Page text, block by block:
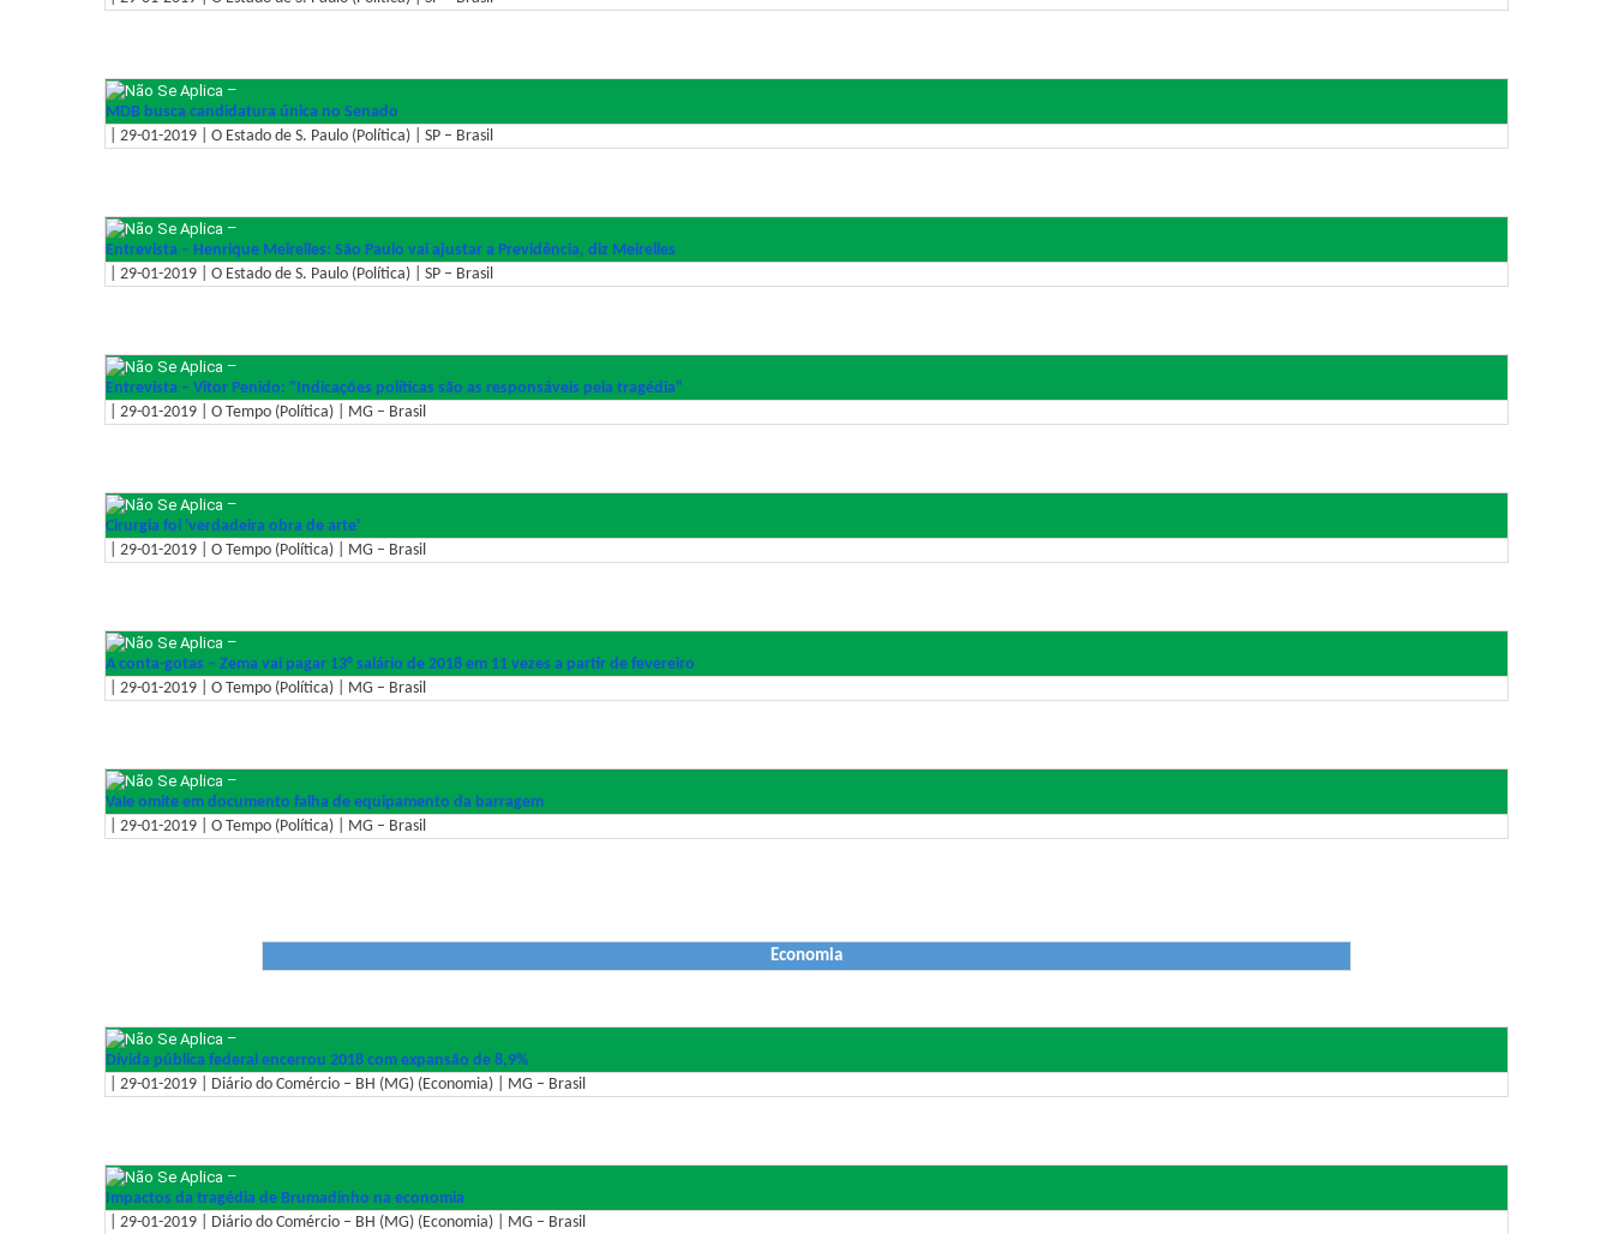
–
MDB busca candidatura única no Senado
| 29-01-2019 | O Estado de S. Paulo (Política) | SP – Brasil
–
Entrevista – Henrique Meirelles: São Paulo vai ajustar a Previdência, diz Meirelles
| 29-01-2019 | O Estado de S. Paulo (Política) | SP – Brasil
–
Entrevista – Vitor Penido: "Indicações políticas são as responsáveis pela tragédia"
| 29-01-2019 | O Tempo (Política) | MG – Brasil
–
Cirurgia foi 'verdadeira obra de arte'
| 29-01-2019 | O Tempo (Política) | MG – Brasil
–
A conta-gotas – Zema vai pagar 13° salário de 2018 em 11 vezes a partir de fevereiro
| 29-01-2019 | O Tempo (Política) | MG – Brasil
–
Vale omite em documento falha de equipamento da barragem
| 29-01-2019 | O Tempo (Política) | MG – Brasil
Economia
–
Dívida pública federal encerrou 2018 com expansão de 8,9%
| 29-01-2019 | Diário do Comércio – BH (MG) (Economia) | MG – Brasil
–
Impactos da tragédia de Brumadinho na economia
| 29-01-2019 | Diário do Comércio – BH (MG) (Economia) | MG – Brasil